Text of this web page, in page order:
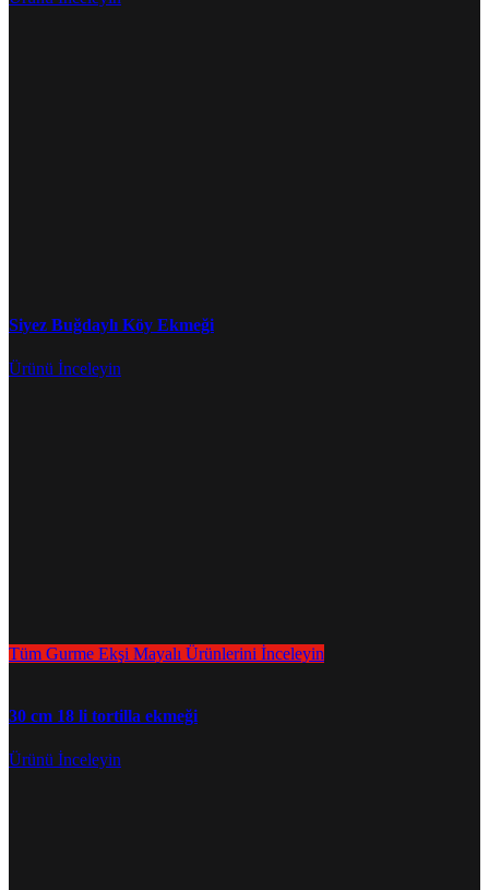
Siyez Buğdaylı Köy Ekmeği
Ürünü İnceleyin
Tüm Gurme Ekşi Mayalı Ürünlerini İnceleyin
30 cm 18 li tortilla ekmeği
Ürünü İnceleyin